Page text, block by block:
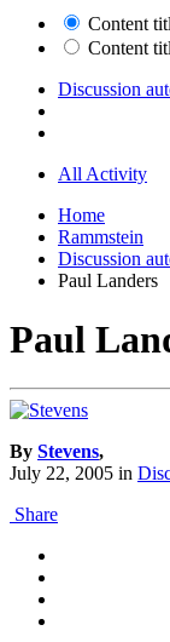
Content
Content
Discussion
All Activity
Home
Rammstein
Discussion
Paul Landers
Paul
By Stevens,
July 22, 2005 in
Share